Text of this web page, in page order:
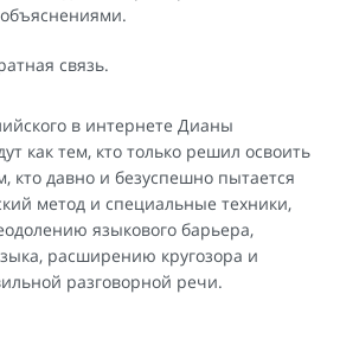
связь.
в интернете Дианы
как тем, кто только решил освоить
кто давно и безуспешно пытается
метод и специальные техники,
языкового барьера,
расширению кругозора и
разговорной речи.